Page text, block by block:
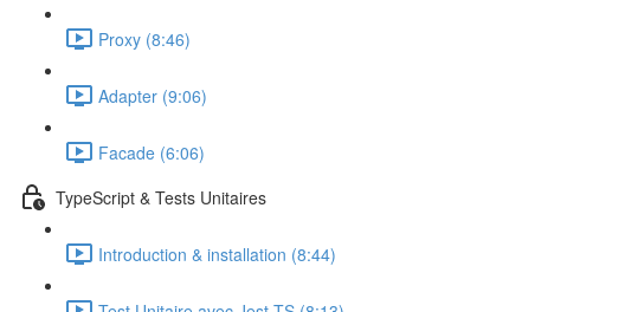
Proxy (8:46)
Adapter (9:06)
Facade (6:06)
TypeScript & Tests Unitaires
Introduction & installation (8:44)